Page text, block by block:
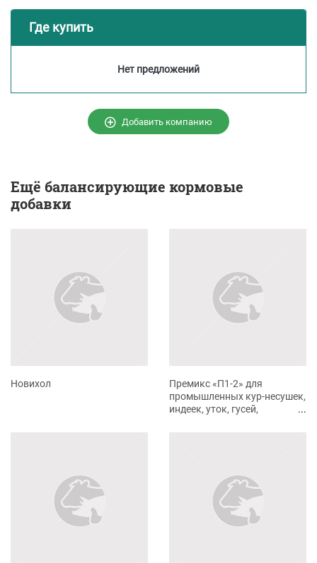
Где купить
Нет предложений
Добавить компанию
Ещё балансирующие кормовые
добавки
Новихол
Премикс «П1-2» для
промышленных кур-несушек,
индеек, уток, гусей,